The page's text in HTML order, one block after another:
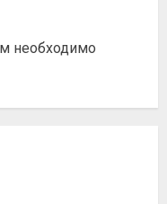
необходимо